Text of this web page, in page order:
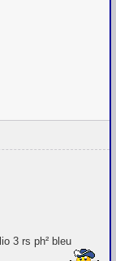
3 rs ph² bleu